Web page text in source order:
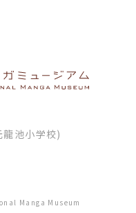
池小学校)
Manga Museum